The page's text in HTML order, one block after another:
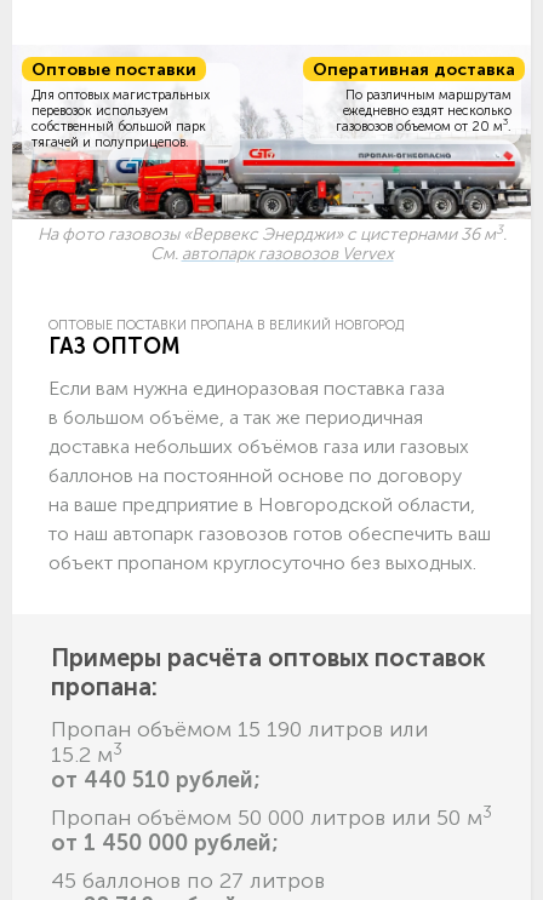
Оптовые поставки
Для оптовых магистральных
перевозок используем
собственный большой парк
тягачей и полуприцепов.
Оперативная доставка
По различным маршрутам
ежедневно ездят несколько
газовозов объемом от 20 м3
На фото газовозы «Вервекс Энерджи» с цистернами 36 м3.
См. автопарк газовозов Vervex
ОПТОВЫЕ ПОСТАВКИ ПРОПАНА В ВЕЛИКИЙ НОВГОРОД
ГАЗ ОПТОМ
Если вам нужна единоразовая поставка газа
в большом объёме, а так же периодичная
доставка небольших объёмов газа или газовых
баллонов на постоянной основе по договору
на ваше предприятие в Новгородской области,
то наш автопарк газовозов готов обеспечить ваш
объект пропаном круглосуточно без выходных.
Примеры расчёта оптовых поставок
пропана:
Пропан объёмом 15 190 литров или
15.2 м3
от 440 510 рублей;
Пропан объёмом 50 000 литров или 50 м3
от 1 450 000 рублей;
45 баллонов по 27 литров